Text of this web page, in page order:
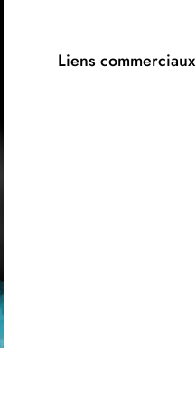
Liens commerciaux